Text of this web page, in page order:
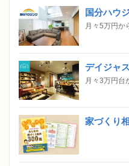
国分ハウ
月々5万円か
デイジャ
月々3万円台
家づくり